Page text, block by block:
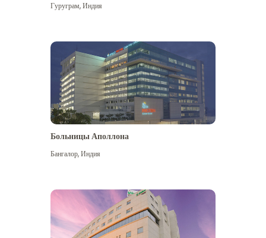
Посмотреть больше
Гуруграм,Индия
Больницы Аполлона
Бангалор,Индия